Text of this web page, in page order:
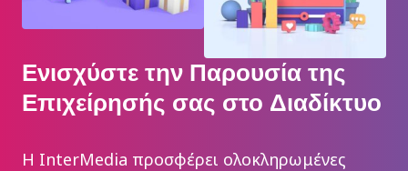
Ενισχύστε την Παρουσία της
Επιχείρησής σας στο Διαδίκτυο
Η InterMedia προσφέρει ολοκληρωμένες